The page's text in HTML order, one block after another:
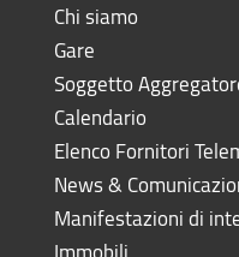
Chi siamo
Gare
Soggetto
Calendario
Elenco Fornitori
News &
Manifestazioni di
Immobili